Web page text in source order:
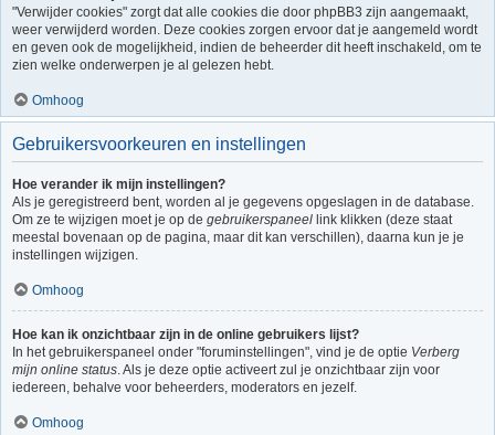
"Verwijder cookies" zorgt dat alle cookies die door phpBB3 zijn aangemaakt,
weer verwijderd worden. Deze cookies zorgen ervoor dat je aangemeld wordt
en geven ook de mogelijkheid, indien de beheerder dit heeft inschakeld, om te
zien welke onderwerpen je al gelezen hebt.
Omhoog
Gebruikersvoorkeuren en instellingen
Hoe verander ik mijn instellingen?
Als je geregistreerd bent, worden al je gegevens opgeslagen in de database.
Om ze te wijzigen moet je op de gebruikerspaneel link klikken (deze staat
meestal bovenaan op de pagina, maar dit kan verschillen), daarna kun je je
instellingen wijzigen.
Omhoog
Hoe kan ik onzichtbaar zijn in de online gebruikers lijst?
In het gebruikerspaneel onder "foruminstellingen", vind je de optie Verberg
mijn online status. Als je deze optie activeert zul je onzichtbaar zijn voor
iedereen, behalve voor beheerders, moderators en jezelf.
Omhoog